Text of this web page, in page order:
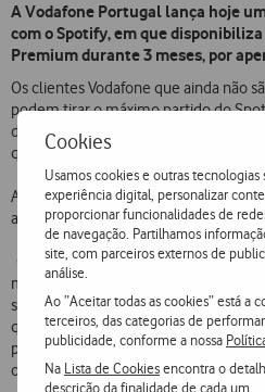
Cookies
Usamos cookies e outras
experiência digital, personalizar
proporcionar funcionalidades de
de navegação. Partilhamos
site, com parceiros externos de
análise.
Ao “Aceitar todas as cookies” está a
terceiros, das categorias de
publicidade, conforme a nossa
Na Lista de Cookiesencontra o
descrição da finalidade de cada um.
A Vodafone Portugal lança hoje
com o Spotify, em que
Premium durante 3 meses, por
Os clientes Vodafone que ainda não
podem tirar o máximo partido do
de verão e assim ouvir as suas
qualquer lugar e em modo offline,
Após o período promocional dos 3
a subscrição mensal e continuar a
O Spotify é um dos maiores serviços
mundo, permitindo o acesso a mais
subscrição Premium, com a melhor
qualquer smartphone, tablet ou PC.
permite ouvir qualquer música em
ouvir em modo offline e sem